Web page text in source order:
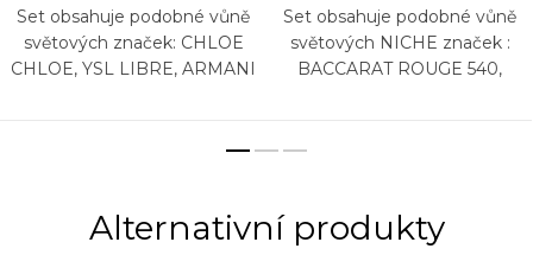
Set obsahuje podobné vůně
světových značek: CHLOE
CHLOE, YSL LIBRE, ARMANI
Set obsahuje podobné vůně
světových NICHE značek :
BACCARAT ROUGE 540,
BYREDO GYPSY WATER,